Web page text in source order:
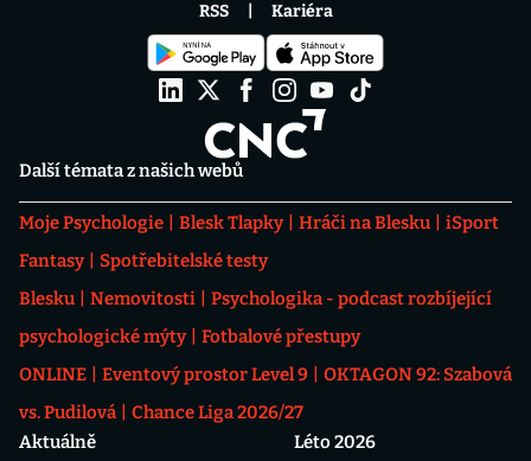
Další témata z našich webů
Moje Psychologie Blesk Tlapky Hráči na Blesku
iSport
Fantasy
Spotřebitelské testy
Blesku
Nemovitosti
Psychologika - podcast rozbíjející
psychologické mýty
Fotbalové přestupy
ONLINE
Eventový prostor Level 9
OKTAGON 92: Szabová
vs. Pudilová
Chance Liga 2026/27
Aktuálně
Léto 2026
RSS Kariéra